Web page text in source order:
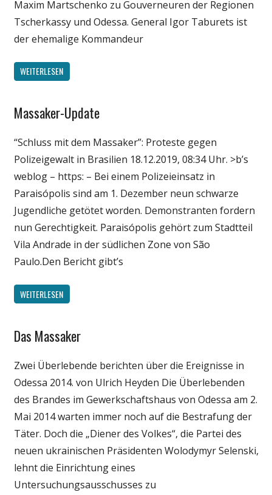
Maxim Martschenko zu Gouverneuren der Regionen
Tscherkassy und Odessa. General Igor Taburets ist
der ehemalige Kommandeur
WEITERLESEN
Gesellschaft
Politik
Wissenschaft
Massaker-Update
“Schluss mit dem Massaker”: Proteste gegen
Polizeigewalt in Brasilien 18.12.2019, 08:34 Uhr. >b’s
weblog – https: – Bei einem Polizeieinsatz in
Paraisópolis sind am 1. Dezember neun schwarze
Jugendliche getötet worden. Demonstranten fordern
nun Gerechtigkeit. Paraisópolis gehört zum Stadtteil
Vila Andrade in der südlichen Zone von São
Paulo.Den Bericht gibt’s
WEITERLESEN
Gesellschaft
Politik
Wissenschaft
Das Massaker
Zwei Überlebende berichten über die Ereignisse in
Odessa 2014. von Ulrich Heyden Die Überlebenden
des Brandes im Gewerkschaftshaus von Odessa am 2.
Mai 2014 warten immer noch auf die Bestrafung der
Täter. Doch die „Diener des Volkes“, die Partei des
neuen ukrainischen Präsidenten Wolodymyr Selenski,
lehnt die Einrichtung eines
Untersuchungsausschusses zu